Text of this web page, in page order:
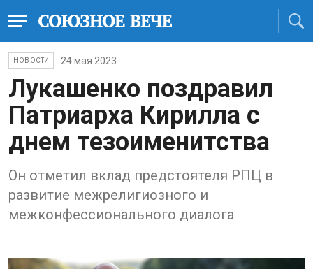
НОВОСТИ 24 мая 2023
Лукашенко поздравил
Патриарха Кирилла с
днем тезоименитства
Он отметил вклад предстоятеля РПЦ в
развитие межрелигиозного и
межконфессионального диалога